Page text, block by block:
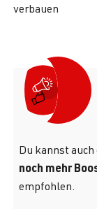
verbauen
Du kannst auch
noch mehr
empfohlen.